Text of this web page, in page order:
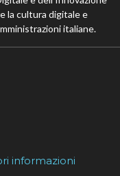
la cultura digitale e
italiane.
informazioni